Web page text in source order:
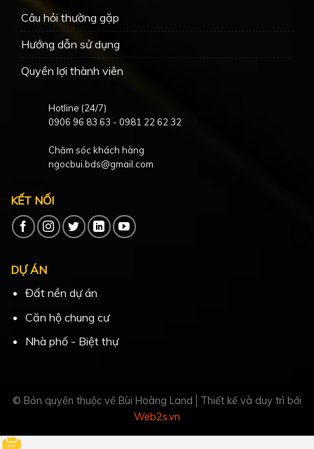
Câu hỏi thường gặp
Hướng dẫn sử dụng
Quyền lợi thành viên
Hotline (24/7)
0906 96 83 63 - 0981 22 62 32
Chăm sóc khách hàng
ngocbui.bds@gmail.com
KẾT NỐI
DỰ ÁN
Đất nền dự án
Căn hộ chung cư
Nhà phố - Biệt thự
© Bản quyền thuộc về Bùi Hoàng Land
Thiết kế và duy trì bởi
Web2s.vn